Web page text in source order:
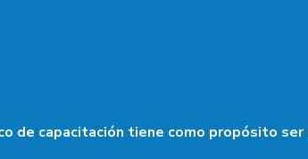
de capacitación tiene como propósito